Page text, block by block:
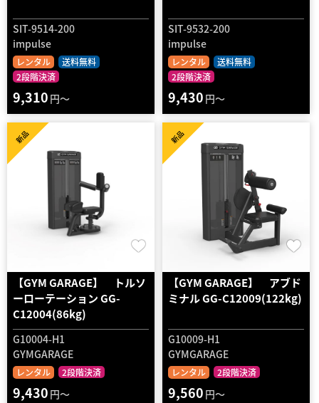
SIT-9514-200
impulse
レンタル
送料無料
2段階決済
9,310 円～
SIT-9532-200
impulse
レンタル
送料無料
2段階決済
9,430 円～
【GYM GARAGE】 トルソ
ーローテーション GG-
C12004(86kg)
G10004-H1
GYMGARAGE
レンタル 2段階決済
新品
9,430 円～
【GYM GARAGE】 アブド
ミナル GG-C12009(122kg)
G10009-H1
GYMGARAGE
レンタル 2段階決済
新品
9,560 円～